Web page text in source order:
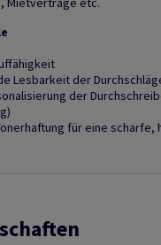
Lesbarkeit der
der
für eine